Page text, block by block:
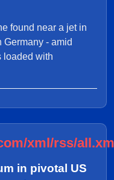
found near a jet in
Germany - amid
loaded with
xml/rss/
in pivotal US